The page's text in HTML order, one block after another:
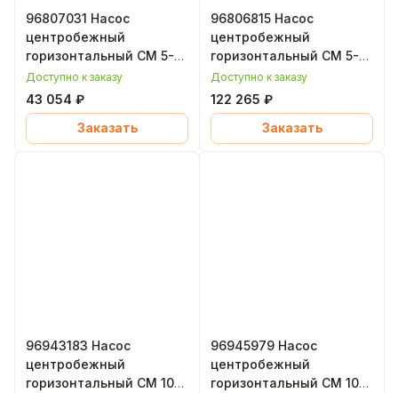
96807031 Насос
центробежный
горизонтальный CM 5-2,
0,46 кВт, уплотнение
EPDM, Grundfos
(Грундфос)
Доступно к заказу
43 054 ₽
Заказать
96806815 Насос
центробежный
горизонтальный CM 5-8,
1,7 кВт, уплотнение
EPDM, Grundfos
(Грундфос)
Доступно к заказу
122 265 ₽
Заказать
96943183 Насос
центробежный
горизонтальный CM 10-
96945979 Насос
центробежный
горизонтальный CM 10-